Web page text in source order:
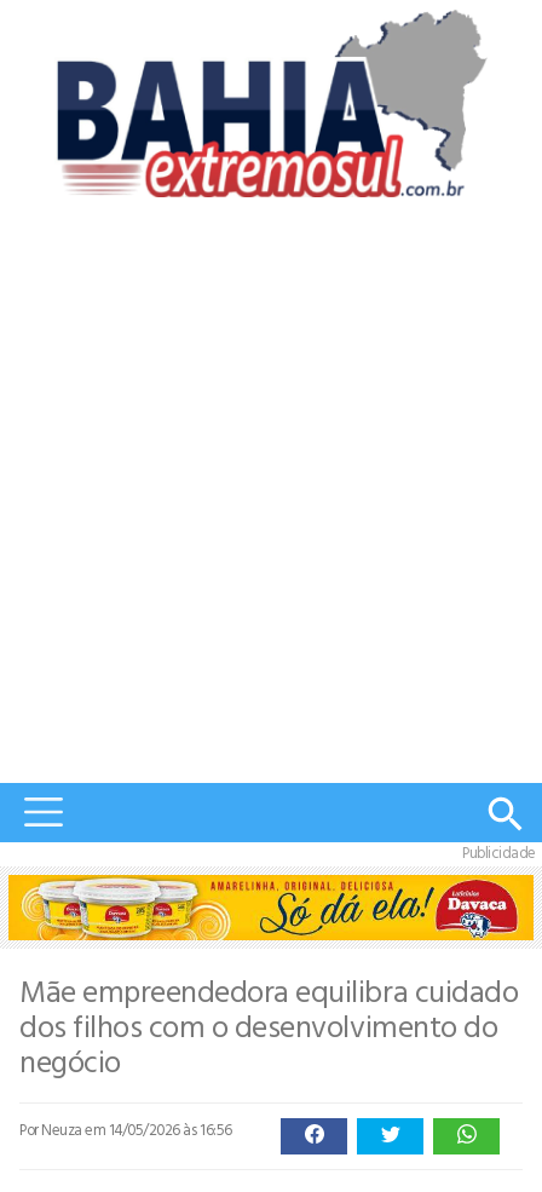
Publicidade
Mãe empreendedora equilibra cuidado
dos filhos com o desenvolvimento do
negócio
Por Neuzaem 14/05/2026 às 16:56